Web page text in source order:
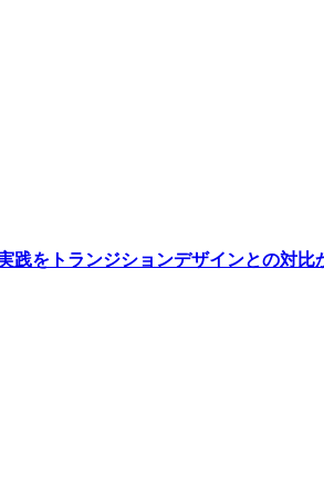
をトランジションデザインとの対比